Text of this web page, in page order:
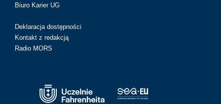
Biuro Karier UG
Deklaracja dostępności
Kontakt z redakcją
Radio MORS